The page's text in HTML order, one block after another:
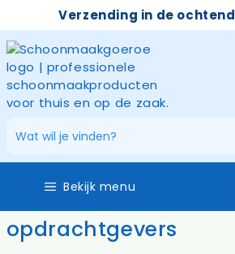
de
inhoud
Verzending in de ochtend
Bekijk menu
opdrachtgevers